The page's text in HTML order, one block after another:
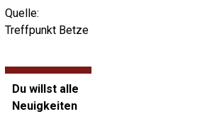
Quelle:
Treffpunkt Betze
Du willst alle
Neuigkeiten